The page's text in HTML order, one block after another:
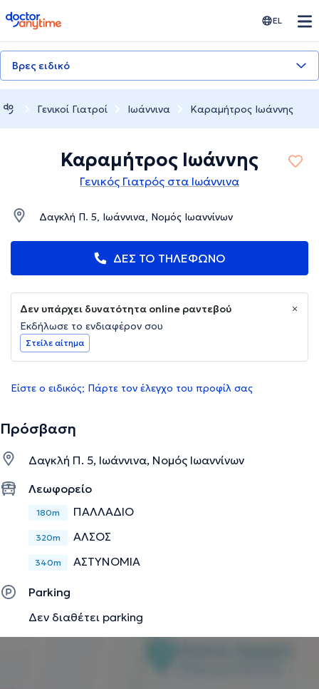
doctoranytime EL
Βρες ειδικό
Γενικοί Γιατροί Ιωάννινα Καραμήτρος Ιωάννης
Καραμήτρος Ιωάννης
Γενικός Γιατρός στα Ιωάννινα
Δαγκλή Π. 5, Ιωάννινα, Νομός Ιωαννίνων
ΔΕΣ ΤΟ ΤΗΛΕΦΩΝΟ
Δεν υπάρχει δυνατότητα online ραντεβού
Εκδήλωσε το ενδιαφέρον σου
Στείλε αίτημα
Είστε ο ειδικός; Πάρτε τον έλεγχο του προφίλ σας
Πρόσβαση
Δαγκλή Π. 5, Ιωάννινα, Νομός Ιωαννίνων
Λεωφορείο
180m ΠΑΛΛΑΔΙΟ
320m ΑΛΣΟΣ
340m ΑΣΤΥΝΟΜΙΑ
Parking
Δεν διαθέτει parking